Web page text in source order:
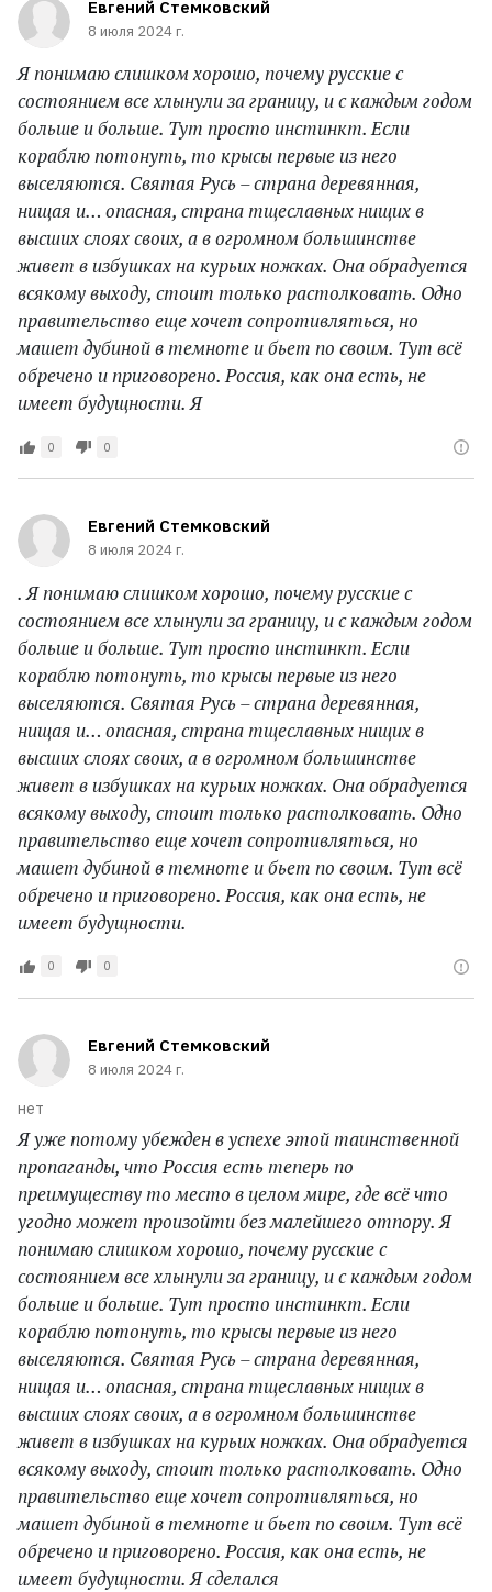
Евгений Стемковский
8 июля 2024 г.
Я понимаю слишком хорошо, почему русские с
состоянием все хлынули за границу, и с каждым годом
больше и больше. Тут просто инстинкт. Если
кораблю потонуть, то крысы первые из него
выселяются. Святая Русь – страна деревянная,
нищая и… опасная, страна тщеславных нищих в
высших слоях своих, а в огромном большинстве
живет в избушках на курьих ножках. Она обрадуется
всякому выходу, стоит только растолковать. Одно
правительство еще хочет сопротивляться, но
машет дубиной в темноте и бьет по своим. Тут всё
обречено и приговорено. Россия, как она есть, не
имеет будущности. Я
0 0
Евгений Стемковский
8 июля 2024 г.
. Я понимаю слишком хорошо, почему русские с
состоянием все хлынули за границу, и с каждым годом
больше и больше. Тут просто инстинкт. Если
кораблю потонуть, то крысы первые из него
выселяются. Святая Русь – страна деревянная,
нищая и… опасная, страна тщеславных нищих в
высших слоях своих, а в огромном большинстве
живет в избушках на курьих ножках. Она обрадуется
всякому выходу, стоит только растолковать. Одно
правительство еще хочет сопротивляться, но
машет дубиной в темноте и бьет по своим. Тут всё
обречено и приговорено. Россия, как она есть, не
имеет будущности.
0 0
Евгений Стемковский
8 июля 2024 г.
нет
Я уже потому убежден в успехе этой таинственной
пропаганды, что Россия есть теперь по
преимуществу то место в целом мире, где всё что
угодно может произойти без малейшего отпору. Я
понимаю слишком хорошо, почему русские с
состоянием все хлынули за границу, и с каждым годом
больше и больше. Тут просто инстинкт. Если
кораблю потонуть, то крысы первые из него
выселяются. Святая Русь – страна деревянная,
нищая и… опасная, страна тщеславных нищих в
высших слоях своих, а в огромном большинстве
живет в избушках на курьих ножках. Она обрадуется
всякому выходу, стоит только растолковать. Одно
правительство еще хочет сопротивляться, но
машет дубиной в темноте и бьет по своим. Тут всё
обречено и приговорено. Россия, как она есть, не
имеет будущности. Я сделался